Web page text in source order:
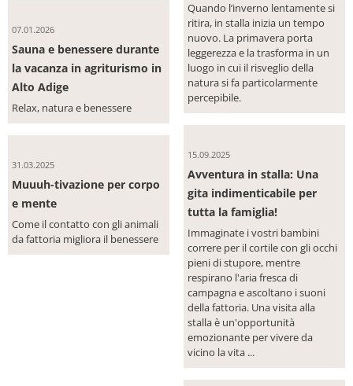
07.01.2026
Sauna e benessere durante
la vacanza in agriturismo in
Alto Adige
Relax, natura e benessere
31.03.2025
Muuuh-tivazione per corpo
e mente
Come il contatto con gli animali
da fattoria migliora il benessere
Quando l’inverno lentamente si
ritira, in stalla inizia un tempo
nuovo. La primavera porta
leggerezza e la trasforma in un
luogo in cui il risveglio della
natura si fa particolarmente
percepibile.
15.09.2025
Avventura in stalla: Una
gita indimenticabile per
tutta la famiglia!
Immaginate i vostri bambini
correre per il cortile con gli occhi
pieni di stupore, mentre
respirano l'aria fresca di
campagna e ascoltano i suoni
della fattoria. Una visita alla
stalla è un'opportunità
emozionante per vivere da
vicino la vita ...